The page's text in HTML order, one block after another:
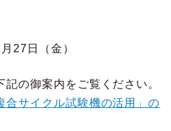
日（金）
の御案内をご覧ください。
合サイクル試験機の活用」の